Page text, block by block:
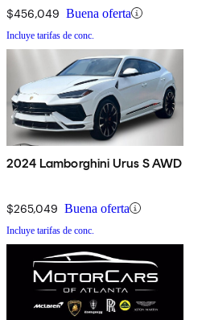
$456,049 Buena oferta
Incluye tarifas de conc.
2024 Lamborghini Urus S AWD
$265,049 Buena oferta
Incluye tarifas de conc.